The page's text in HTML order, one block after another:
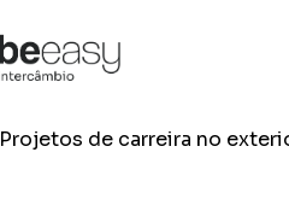
Projetos de carreira no